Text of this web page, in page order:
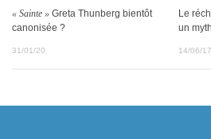
« Sainte » Greta Thunberg bientôt
canonisée ?
31/01/20
Le
un
14/06/17